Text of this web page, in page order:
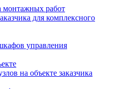
монтажных работ
для комплексного
управления
на объекте заказчика